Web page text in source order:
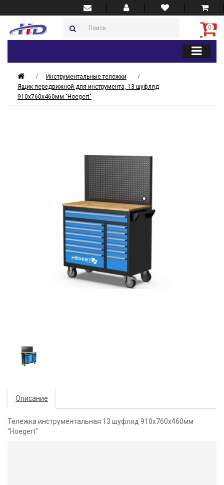
0
Инструментальные тележки
Ящик передвижной для инструмента, 13 шуфляд
910х760х460мм "Hoegert"
Описание
Тележка инструментальная 13 шуфляд 910х760х460мм
"Hoegert"